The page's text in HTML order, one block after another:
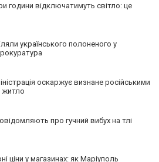
години відключатимуть світло: це
українського полоненого у
оскаржує визнане російськими
житло
про гучний вибух на тлі
ціни у магазинах: як Маріуполь